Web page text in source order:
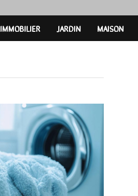
IMMOBILIER JARDIN MAISON